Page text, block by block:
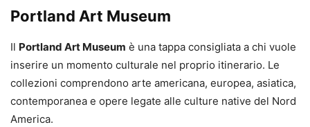
Portland Art Museum
Il Portland Art Museum è una tappa consigliata a chi vuole
inserire un momento culturale nel proprio itinerario. Le
collezioni comprendono arte americana, europea, asiatica,
contemporanea e opere legate alle culture native del Nord
America.